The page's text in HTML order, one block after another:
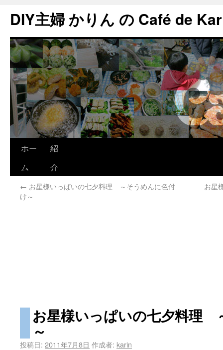
DIY主婦 かりん の Café de
ホー
ム
紹
介
← お星様いっぱいの七夕料理 ～そうめんに色付
け～
お星
お星様いっぱいの七夕料理
～
投稿日: 2011年7月8日 作成者: karin